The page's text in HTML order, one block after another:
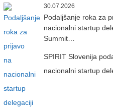
30.07.2026
Podaljšanje roka za
nacionalni startup
Summit…
SPIRIT Slovenija
nacionalni startup